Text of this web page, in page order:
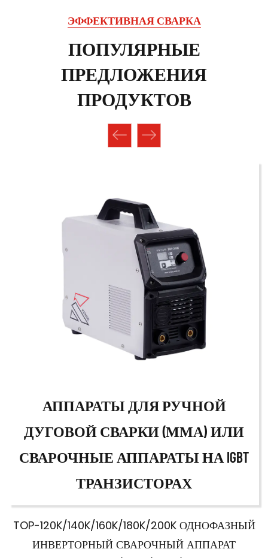
ЭФФЕКТИВНАЯ СВАРКА
ПОПУЛЯРНЫЕ
ПРЕДЛОЖЕНИЯ
ПРОДУКТОВ
АППАРАТЫ ДЛЯ РУЧНОЙ
ДУГОВОЙ СВАРКИ (ММА) ИЛИ
СВАРОЧНЫЕ АППАРАТЫ НА IGBT
ТРАНЗИСТОРАХ
TOP-120K/140K/160K/180K/200K ОДНОФАЗНЫЙ
ИНВЕРТОРНЫЙ СВАРОЧНЫЙ АППАРАТ